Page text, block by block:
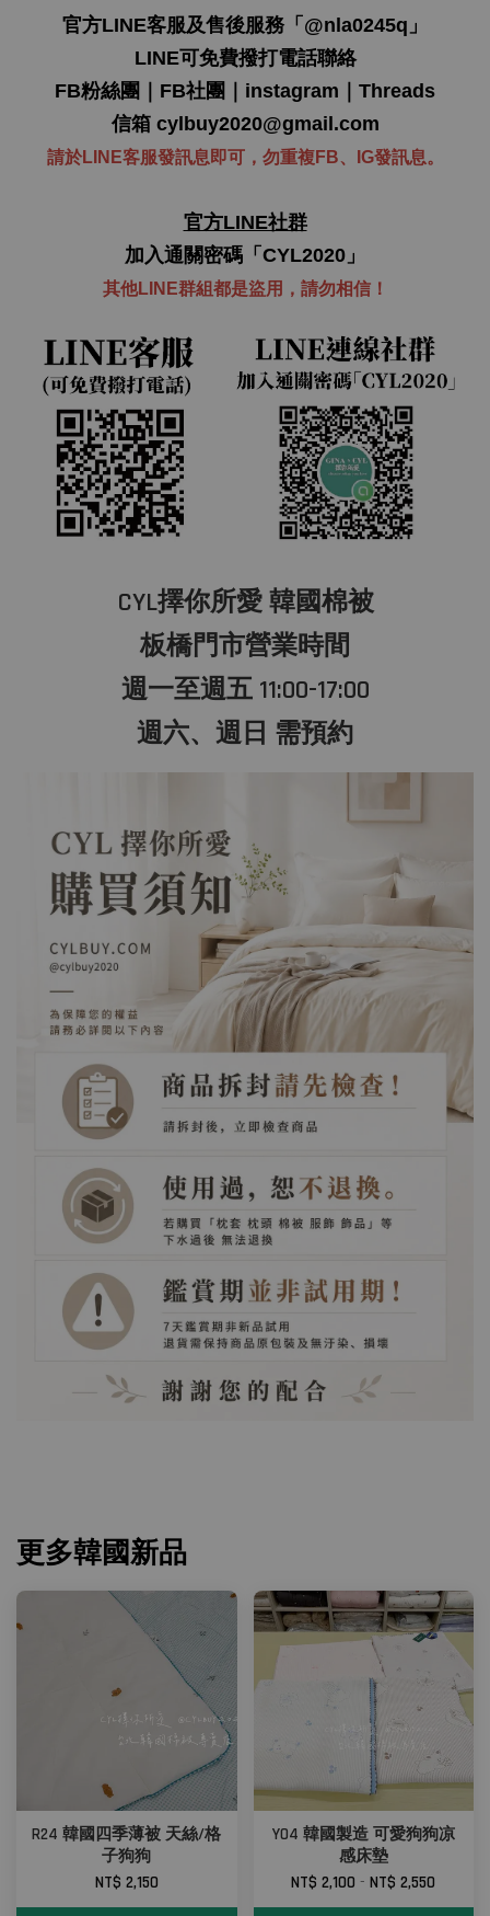
官方LINE客服及售後服務「 @nla0245q 」
LINE可免費撥打電話聯絡
FB粉絲團
FB社團 instagram
Threads
信箱 cylbuy2020@gmail.com
請於LINE客服發訊息即可，勿重複FB、IG發訊息。
官方LINE社群
加入通關密碼「CYL2020」
其他LINE群組都是盜用， 請勿相信！
CYL擇你所愛 韓國棉被
板橋門市營業時間
週一至週五 11:00-17:00
週六、週日 需預約
更多韓國新品
R24 韓國四季薄被 天絲/格
子狗狗
NT$ 2,150
Y04 韓國製造 可愛狗狗凉
感床墊
NT$ 2,100-NT$ 2,550